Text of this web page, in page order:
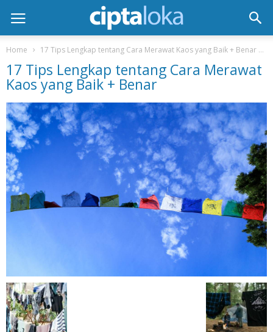
Home 17 Tips Lengkap tentang Cara Merawat Kaos yang Baik + Benar
17 Tips Lengkap tentang Cara Merawat
Kaos yang Baik + Benar